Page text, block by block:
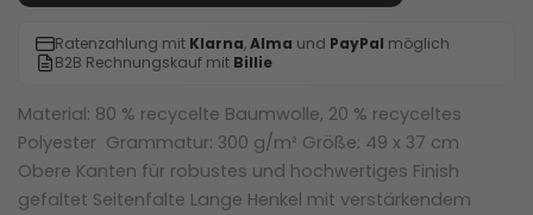
Ratenzahlung mit Klarna,Alma und PayPal möglich
B2B Rechnungskauf mit Billie
Material: 80 % recycelte Baumwolle, 20 % recyceltes
Polyester Grammatur: 300 g/m² Größe: 49 x 37 cm
Obere Kanten für robustes und hochwertiges Finish
gefaltet Seitenfalte Lange Henkel mit verstärkendem